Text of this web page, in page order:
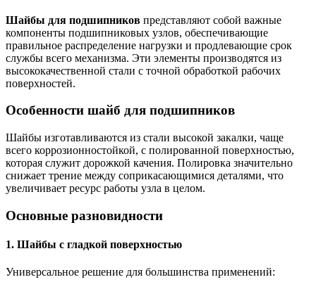
Шайбы для подшипников представляют собой важные
компоненты подшипниковых узлов, обеспечивающие
правильное распределение нагрузки и продлевающие срок
службы всего механизма. Эти элементы производятся из
высококачественной стали с точной обработкой рабочих
поверхностей.
Особенности шайб для подшипников
Шайбы изготавливаются из стали высокой закалки, чаще
всего коррозионностойкой, с полированной поверхностью,
которая служит дорожкой качения. Полировка значительно
снижает трение между соприкасающимися деталями, что
увеличивает ресурс работы узла в целом.
Основные разновидности
1. Шайбы с гладкой поверхностью
Универсальное решение для большинства применений: